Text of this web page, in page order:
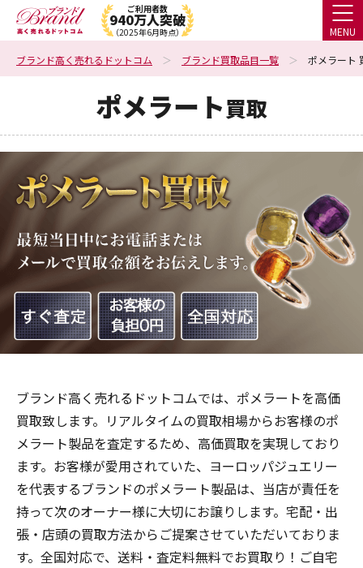
ご利用者数
940万人突破
（2025年6月時点） MENU
ブランド高く売れるドットコム ブランド買取品目一覧 ポメラート
ポメラート買取
ブランド高く売れるドットコムでは、ポメラートを高価
買取致します。リアルタイムの買取相場からお客様のポ
メラート製品を査定するため、高価買取を実現しており
ます。お客様が愛用されていた、ヨーロッパジュエリー
を代表するブランドのポメラート製品は、当店が責任を
持って次のオーナー様に大切にお譲りします。宅配・出
張・店頭の買取方法からご提案させていただいておりま
す。全国対応で、送料・査定料無料でお買取り！ご自宅